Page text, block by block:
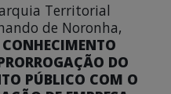
Territorial
de Noronha,
DO
PÚBLICO COM O